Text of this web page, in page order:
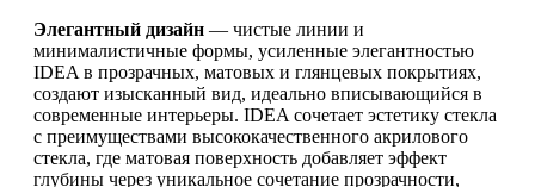
Элегантный дизайн — чистые линии и
минималистичные формы, усиленные элегантностью
IDEA в прозрачных, матовых и глянцевых покрытиях,
создают изысканный вид, идеально вписывающийся в
современные интерьеры. IDEA сочетает эстетику стекла
с преимуществами высококачественного акрилового
стекла, где матовая поверхность добавляет эффект
глубины через уникальное сочетание прозрачности,